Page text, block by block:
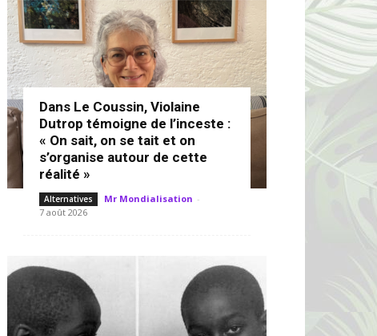
Dans Le Coussin, Violaine
Dutrop témoigne de l’inceste :
« On sait, on se tait et on
s’organise autour de cette
réalité »
Alternatives Mr Mondialisation -
7 août 2026